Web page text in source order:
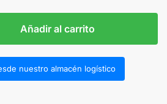
Añadir al carrito
nuestro almacén logístico